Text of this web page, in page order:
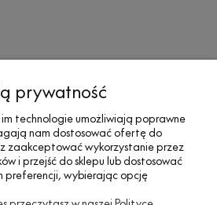
MOJE KONTO
MEDIA
prywatność
im technologie umożliwiają poprawne
nam dostosować ofertę do
zaakceptować wykorzystanie przez
i przejść do sklepu lub dostosować
preferencji, wybierając opcję